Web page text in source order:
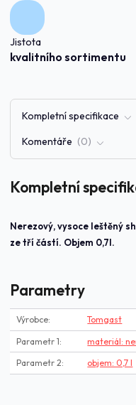
Jistota
kvalitního sortimentu
Kompletní specifikace
Komentáře 0
Kompletní
Nerezový, vysoce leštěný
ze tří částí. Objem 0,7l.
Parametry
Výrobce Tomgast
Parametr 1 materiál:
Parametr 2 objem: 0,7 l